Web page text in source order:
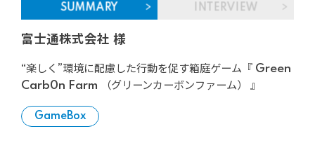
SUMMARY INTERVIEW
富士通株式会社 様
“楽しく”環境に配慮した行動を促す箱庭ゲーム『 Green
Carb0n Farm （グリーンカーボンファーム） 』
GameBox